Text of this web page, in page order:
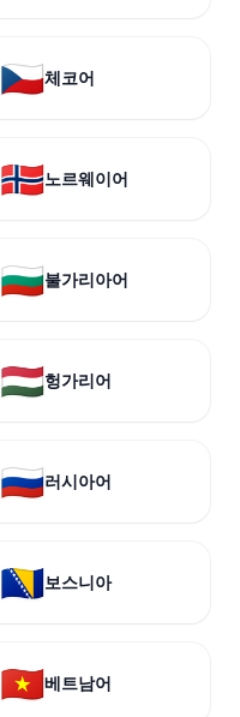
🇨🇿체코어
🇳🇴노르웨이어
🇧🇬불가리아어
🇭🇺헝가리어
🇷🇺러시아어
🇧🇦보스니아
🇻🇳베트남어